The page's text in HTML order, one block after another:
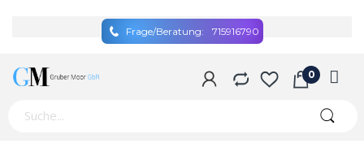
Frage/Beratung: 715916790